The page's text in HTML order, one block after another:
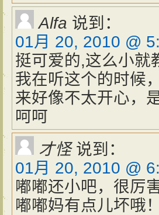
Alfa 说到：
01月 20, 2010 @
挺可爱的,这么小就
我在听这个的时候
来好像不太开心，
呵呵
才怪 说到：
01月 20, 2010 @
嘟嘟还小吧，很厉害
嘟嘟妈有点儿坏哦！